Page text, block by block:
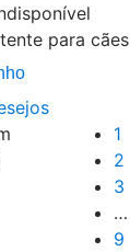
para cães
1
2
3
…
9